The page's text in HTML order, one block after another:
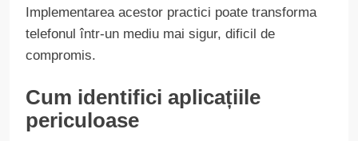
Implementarea acestor practici poate transforma
telefonul într-un mediu mai sigur, dificil de
compromis.
Cum identifici aplicațiile
periculoase